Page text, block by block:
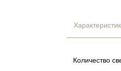
Количество